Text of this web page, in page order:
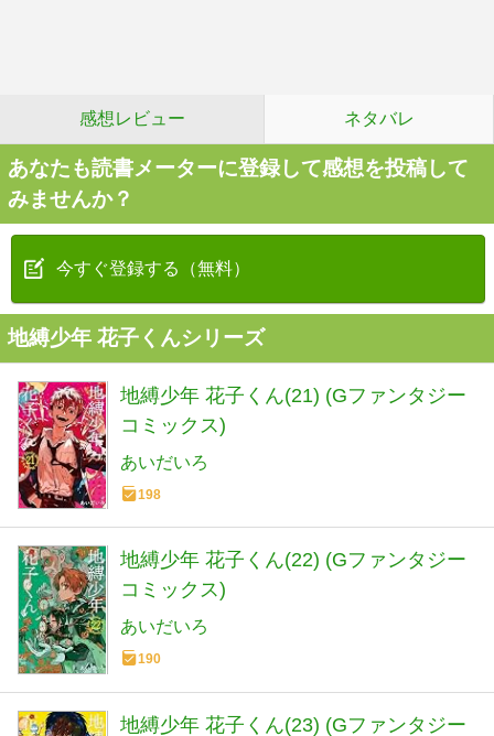
感想レビュー ネタバレ
あなたも読書メーターに登録して感想を投稿して
みませんか？
今すぐ登録する（無料）
地縛少年 花子くんシリーズ
地縛少年 花子くん(21) (Gファンタジー
コミックス)
あいだいろ
198
地縛少年 花子くん(22) (Gファンタジー
コミックス)
あいだいろ
190
地縛少年 花子くん(23) (Gファンタジー